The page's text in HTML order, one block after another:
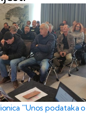
''Unos podataka